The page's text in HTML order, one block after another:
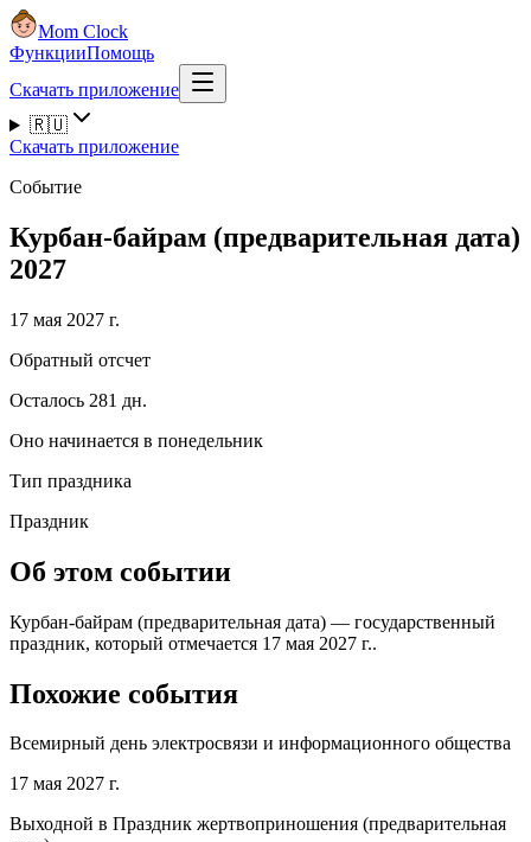
Mom Clock
ФункцииПомощь
Скачать приложение
🇷🇺
Скачать приложение
Событие
Курбан-байрам (предварительная дата)
2027
17 мая 2027 г.
Обратный отсчет
Осталось 281 дн.
Оно начинается в понедельник
Тип праздника
Праздник
Об этом событии
Курбан-байрам (предварительная дата) — государственный
праздник, который отмечается 17 мая 2027 г..
Похожие события
Всемирный день электросвязи и информационного общества
17 мая 2027 г.
Выходной в Праздник жертвоприношения (предварительная